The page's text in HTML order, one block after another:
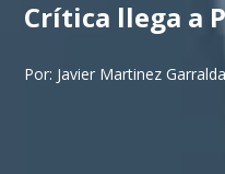
Crítica llega a
Por: Javier Martinez